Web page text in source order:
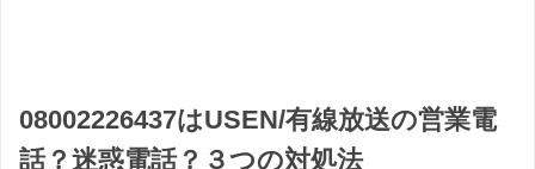
08002226437はUSEN/有線放送の営業電
話？迷惑電話？３つの対処法